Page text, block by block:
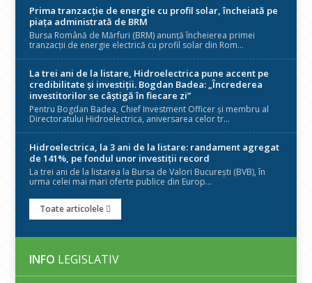
Prima tranzacție de energie cu profil solar, încheiată pe
piața administrată de BRM
Bursa Română de Mărfuri (BRM) anunță încheierea primei
tranzacții de energie electrică cu profil solar din Rom...
La trei ani de la listare, Hidroelectrica pune accent pe
credibilitate și investiții. Bogdan Badea: „Încrederea
investitorilor se câștigă în fiecare zi”
Pentru Bogdan Badea, Chief Investment Officer și membru al
Directoratului Hidroelectrica, aniversarea celor tr...
Hidroelectrica, la 3 ani de la listare: randament agregat
de 141%, pe fondul unor investiții record
La trei ani de la listarea la Bursa de Valori București (BVB), în
urma celei mai mari oferte publice din Europ...
Toate articolele
INFO LEGISLATIV